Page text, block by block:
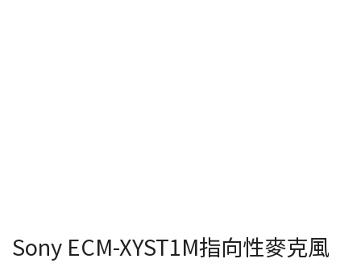
Sony ECM-XYST1M指向性麥克風